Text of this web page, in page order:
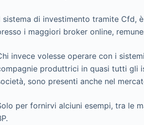
sistema di investimento tramite Cfd,
i maggiori broker online,
invece volesse operare con i
produttrici in quasi tutti gli
sono presenti anche nel
per fornirvi alciuni esempi, tra le